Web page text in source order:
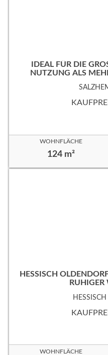
IDEAL FÜR DIE
NUTZUNG ALS
WOHNFLÄCHE
124 m²
HESSISCH
WOHNFLÄCHE